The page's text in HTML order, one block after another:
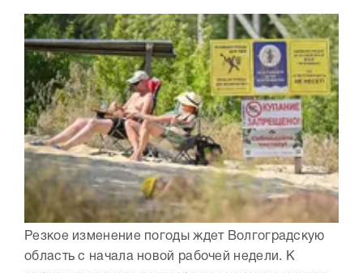
Резкое изменение погоды ждет Волгоградскую
область с начала новой рабочей недели. К